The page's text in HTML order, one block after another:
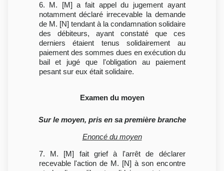
6. M. [M] a fait appel du jugement ayant
notamment déclaré irrecevable la demande
de M. [N] tendant à la condamnation solidaire
des débiteurs, ayant constaté que ces
derniers étaient tenus solidairement au
paiement des sommes dues en exécution du
bail et jugé que l'obligation au paiement
pesant sur eux était solidaire.
Examen du moyen
Sur le moyen, pris en sa première branche
Enoncé du moyen
7. M. [M] fait grief à l'arrêt de déclarer
recevable l'action de M. [N] à son encontre